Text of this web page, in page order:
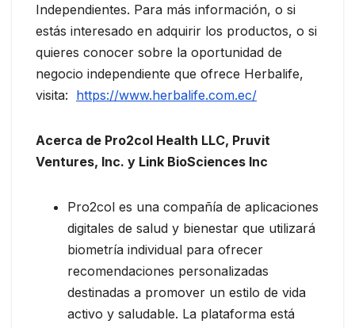
Independientes. Para más información, o si
estás interesado en adquirir los productos, o si
quieres conocer sobre la oportunidad de
negocio independiente que ofrece Herbalife,
visita: https://www.herbalife.com.ec/
Acerca de Pro2col Health LLC, Pruvit
Ventures, Inc. y Link BioSciences Inc
Pro2col es una compañía de aplicaciones
digitales de salud y bienestar que utilizará
biometría individual para ofrecer
recomendaciones personalizadas
destinadas a promover un estilo de vida
activo y saludable. La plataforma está